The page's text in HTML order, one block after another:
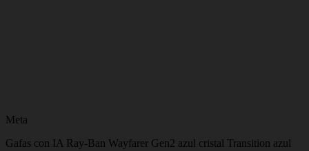
Meta
Gafas con IA Ray-Ban Wayfarer Gen2 azul cristal Transition azul